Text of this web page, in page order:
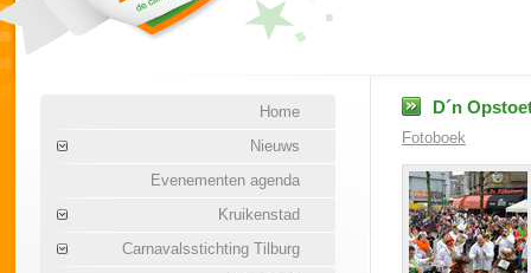
Home
Nieuws
Evenementen agenda
Kruikenstad
Carnavalsstichting Tilburg
D´n
Fotoboek